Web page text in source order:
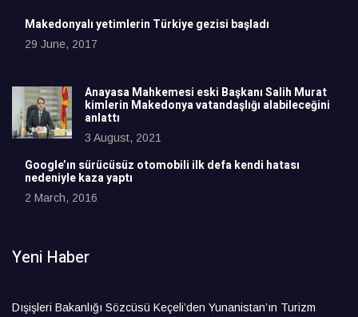
Makedonyalı yetimlerin Türkiye gezisi başladı
29 June, 2017
Anayasa Mahkemesi eski Başkanı Salih Murat
kimlerin Makedonya vatandaşlığı alabileceğini
anlattı
3 August, 2021
Google’ın sürücüsüz otomobili ilk defa kendi hatası
nedeniyle kaza yaptı
2 March, 2016
Yeni Haber
Dışişleri Bakanlığı Sözcüsü Keçeli’den Yunanistan’ın Turizm